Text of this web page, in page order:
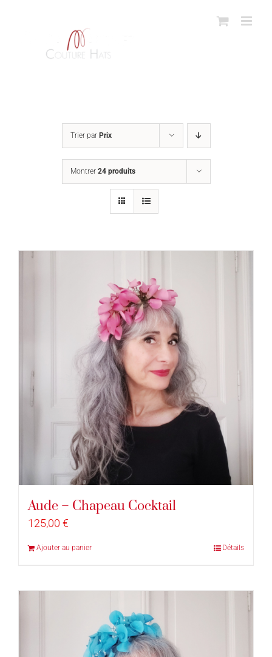
Trier par Prix
Montrer 24 produits
Aude – Chapeau Cocktail
125,00 €
Ajouter au panier Détails